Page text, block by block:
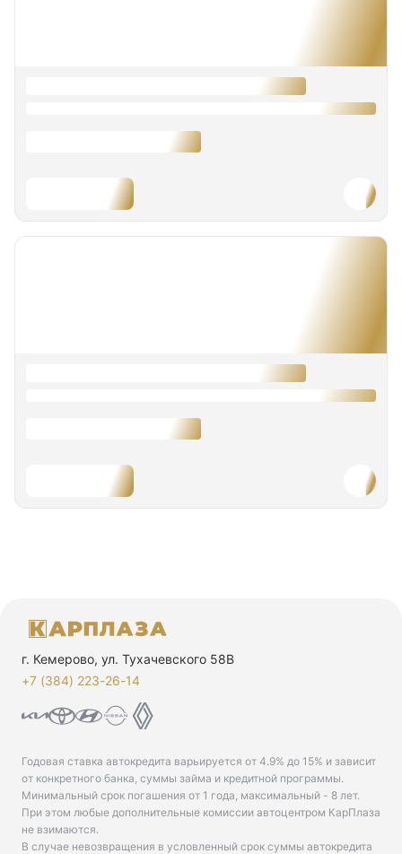
г. Кемерово, ул. Тухачевского 58В
+7 (384) 223-26-14‬
Годовая ставка автокредита варьируется от 4.9% до 15% и зависит
от конкретного банка, суммы займа и кредитной программы.
Минимальный срок погашения от 1 года, максимальный - 8 лет.
При этом любые дополнительные комиссии автоцентром КарПлаза
не взимаются.
В случае невозвращения в условленный срок суммы автокредита